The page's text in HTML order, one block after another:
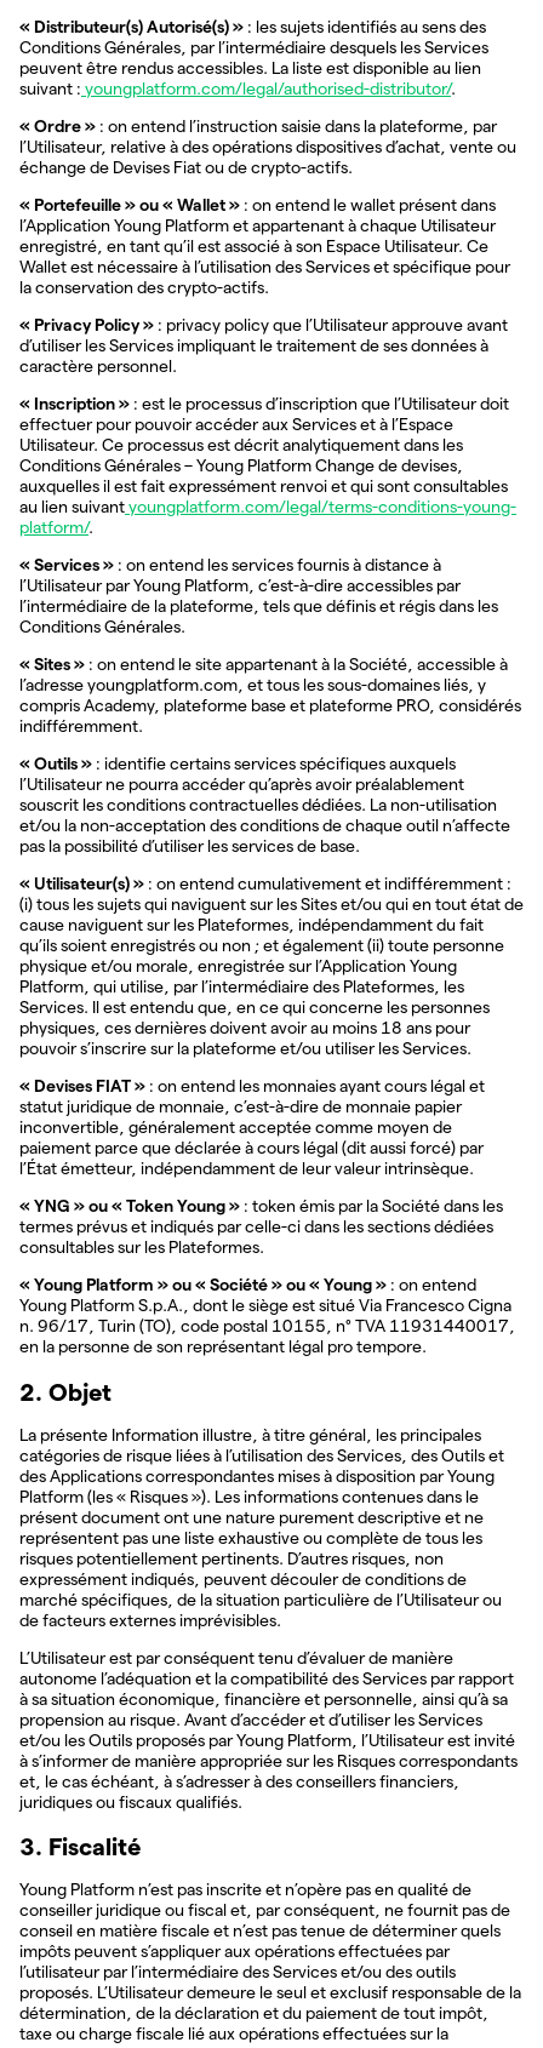
« Distributeur(s) Autorisé(s) » : les sujets identifiés au sens des
Conditions Générales, par l’intermédiaire desquels les Services
peuvent être rendus accessibles. La liste est disponible au lien
suivant : youngplatform.com/legal/authorised-distributor/.
« Ordre » : on entend l’instruction saisie dans la plateforme, par
l’Utilisateur, relative à des opérations dispositives d’achat, vente ou
échange de Devises Fiat ou de crypto-actifs.
« Portefeuille » ou « Wallet » : on entend le wallet présent dans
l’Application Young Platform et appartenant à chaque Utilisateur
enregistré, en tant qu’il est associé à son Espace Utilisateur. Ce
Wallet est nécessaire à l’utilisation des Services et spécifique pour
la conservation des crypto-actifs.
« Privacy Policy » : privacy policy que l’Utilisateur approuve avant
d’utiliser les Services impliquant le traitement de ses données à
caractère personnel.
« Inscription » : est le processus d’inscription que l’Utilisateur doit
effectuer pour pouvoir accéder aux Services et à l’Espace
Utilisateur. Ce processus est décrit analytiquement dans les
Conditions Générales – Young Platform Change de devises,
auxquelles il est fait expressément renvoi et qui sont consultables
au lien suivantyoungplatform.com/legal/terms-conditions-young-
platform/.
« Services » : on entend les services fournis à distance à
l’Utilisateur par Young Platform, c’est-à-dire accessibles par
l’intermédiaire de la plateforme, tels que définis et régis dans les
Conditions Générales.
« Sites » : on entend le site appartenant à la Société, accessible à
l’adresse youngplatform.com, et tous les sous-domaines liés, y
compris Academy, plateforme base et plateforme PRO, considérés
indifféremment.
« Outils » : identifie certains services spécifiques auxquels
l’Utilisateur ne pourra accéder qu’après avoir préalablement
souscrit les conditions contractuelles dédiées. La non-utilisation
et/ou la non-acceptation des conditions de chaque outil n’affecte
pas la possibilité d’utiliser les services de base.
« Utilisateur(s) » : on entend cumulativement et indifféremment :
(i) tous les sujets qui naviguent sur les Sites et/ou qui en tout état de
cause naviguent sur les Plateformes, indépendamment du fait
qu’ils soient enregistrés ou non ; et également (ii) toute personne
physique et/ou morale, enregistrée sur l’Application Young
Platform, qui utilise, par l’intermédiaire des Plateformes, les
Services. Il est entendu que, en ce qui concerne les personnes
physiques, ces dernières doivent avoir au moins 18 ans pour
pouvoir s’inscrire sur la plateforme et/ou utiliser les Services.
« Devises FIAT » : on entend les monnaies ayant cours légal et
statut juridique de monnaie, c’est-à-dire de monnaie papier
inconvertible, généralement acceptée comme moyen de
paiement parce que déclarée à cours légal (dit aussi forcé) par
l’État émetteur, indépendamment de leur valeur intrinsèque.
« YNG » ou « Token Young » : token émis par la Société dans les
termes prévus et indiqués par celle-ci dans les sections dédiées
consultables sur les Plateformes.
« Young Platform » ou « Société » ou « Young » : on entend
Young Platform S.p.A., dont le siège est situé Via Francesco Cigna
n. 96/17, Turin (TO), code postal 10155, n° TVA 11931440017,
en la personne de son représentant légal pro tempore.
2. Objet
La présente Information illustre, à titre général, les principales
catégories de risque liées à l’utilisation des Services, des Outils et
des Applications correspondantes mises à disposition par Young
Platform (les « Risques »). Les informations contenues dans le
présent document ont une nature purement descriptive et ne
représentent pas une liste exhaustive ou complète de tous les
risques potentiellement pertinents. D’autres risques, non
expressément indiqués, peuvent découler de conditions de
marché spécifiques, de la situation particulière de l’Utilisateur ou
de facteurs externes imprévisibles.
L’Utilisateur est par conséquent tenu d’évaluer de manière
autonome l’adéquation et la compatibilité des Services par rapport
à sa situation économique, financière et personnelle, ainsi qu’à sa
propension au risque. Avant d’accéder et d’utiliser les Services
et/ou les Outils proposés par Young Platform, l’Utilisateur est invité
à s’informer de manière appropriée sur les Risques correspondants
et, le cas échéant, à s’adresser à des conseillers financiers,
juridiques ou fiscaux qualifiés.
3. Fiscalité
Young Platform n’est pas inscrite et n’opère pas en qualité de
conseiller juridique ou fiscal et, par conséquent, ne fournit pas de
conseil en matière fiscale et n’est pas tenue de déterminer quels
impôts peuvent s’appliquer aux opérations effectuées par
l’utilisateur par l’intermédiaire des Services et/ou des outils
proposés. L’Utilisateur demeure le seul et exclusif responsable de la
détermination, de la déclaration et du paiement de tout impôt,
taxe ou charge fiscale lié aux opérations effectuées sur la